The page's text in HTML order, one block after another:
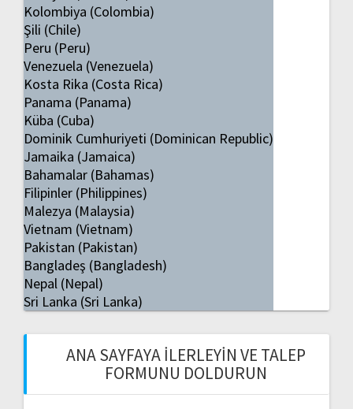
Kolombiya (Colombia)
Şili (Chile)
Peru (Peru)
Venezuela (Venezuela)
Kosta Rika (Costa Rica)
Panama (Panama)
Küba (Cuba)
Dominik Cumhuriyeti (Dominican Republic)
Jamaika (Jamaica)
Bahamalar (Bahamas)
Filipinler (Philippines)
Malezya (Malaysia)
Vietnam (Vietnam)
Pakistan (Pakistan)
Bangladeş (Bangladesh)
Nepal (Nepal)
Sri Lanka (Sri Lanka)
ANA SAYFAYA İLERLEYIN VE TALEP
FORMUNU DOLDURUN